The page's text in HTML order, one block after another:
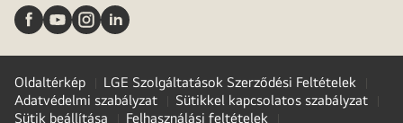
Oldaltérkép
LGE Szolgáltatások Szerződési Feltételek
Adatvédelmi szabályzat
Sütikkel kapcsolatos szabályzat
Sütik beállítása
Felhasználási feltételek